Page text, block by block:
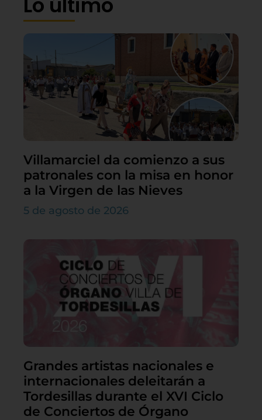
Villamarciel da comienzo a sus
patronales con la misa en honor
a la Virgen de las Nieves
5 de agosto de 2026
Grandes artistas nacionales e
internacionales deleitarán a
Tordesillas durante el XVI Ciclo
de Conciertos de Órgano